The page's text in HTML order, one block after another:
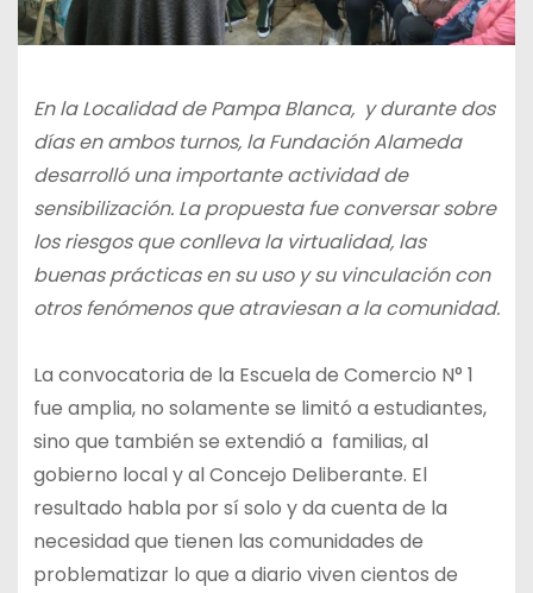
En la Localidad de Pampa Blanca, y durante dos
días en ambos turnos, la Fundación Alameda
desarrolló una importante actividad de
sensibilización. La propuesta fue conversar sobre
los riesgos que conlleva la virtualidad, las
buenas prácticas en su uso y su vinculación con
otros fenómenos que atraviesan a la comunidad.
La convocatoria de la Escuela de Comercio N° 1
fue amplia, no solamente se limitó a estudiantes,
sino que también se extendió a familias, al
gobierno local y al Concejo Deliberante. El
resultado habla por sí solo y da cuenta de la
necesidad que tienen las comunidades de
problematizar lo que a diario viven cientos de